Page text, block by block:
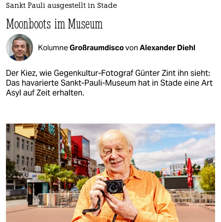
Sankt Pauli ausgestellt in Stade
Moonboots im Museum
KolumneGroßraumdiscovon Alexander Diehl
Der Kiez, wie Gegenkultur-Fotograf Günter Zint ihn sieht:
Das havarierte Sankt-Pauli-Museum hat in Stade eine Art
Asyl auf Zeit erhalten.